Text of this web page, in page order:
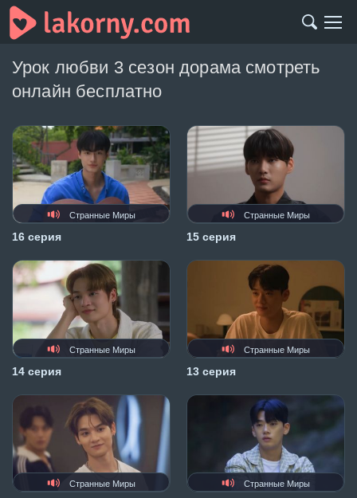
Урок любви 3 сезон дорама смотреть
онлайн бесплатно
Странные Миры
16 серия
Странные Миры
15 серия
Странные Миры
14 серия
Странные Миры
13 серия
Странные Миры Странные Миры